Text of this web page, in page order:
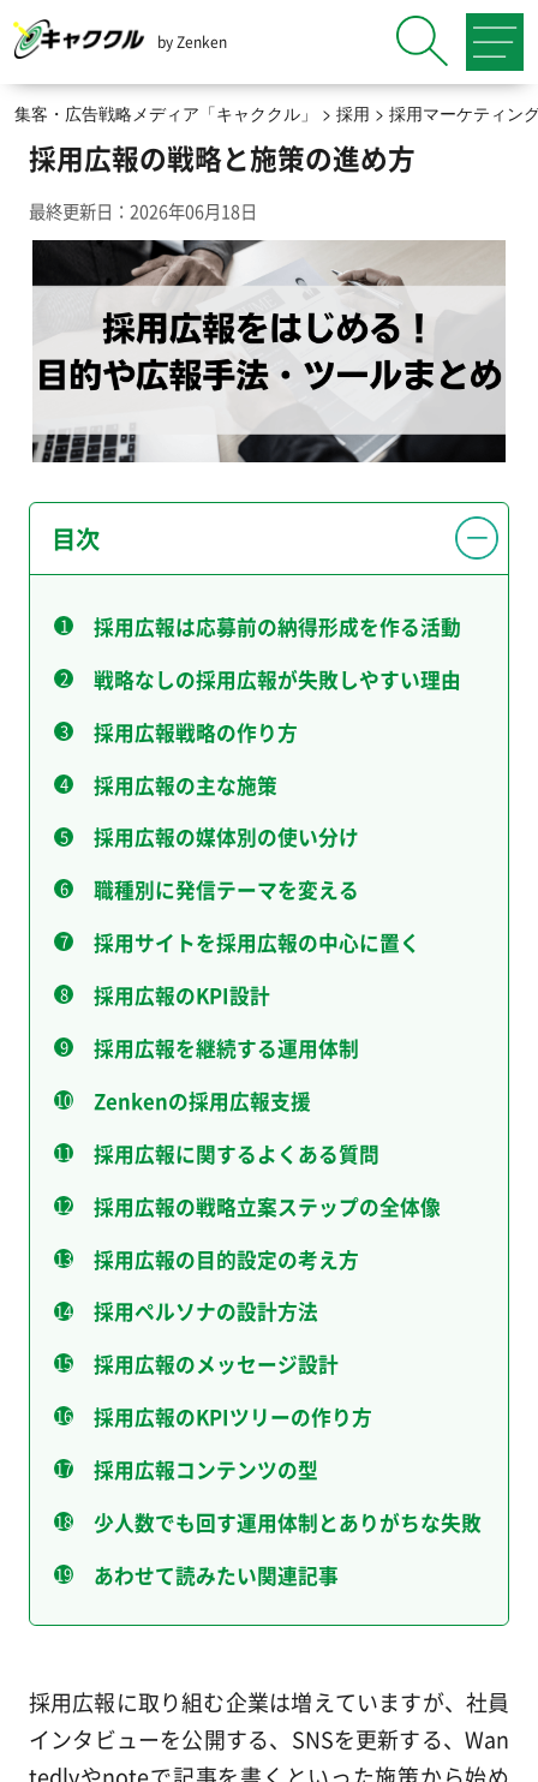
by Zenken
集客・広告戦略メディア「キャククル」 > 採用 > 採用マーケティン
採用広報の戦略と施策の進め方
最終更新日：2026年06月18日
目次
採用広報は応募前の納得形成を作る活動
戦略なしの採用広報が失敗しやすい理由
採用広報戦略の作り方
採用広報の主な施策
採用広報の媒体別の使い分け
職種別に発信テーマを変える
採用サイトを採用広報の中心に置く
採用広報のKPI設計
採用広報を継続する運用体制
Zenkenの採用広報支援
採用広報に関するよくある質問
採用広報の戦略立案ステップの全体像
採用広報の目的設定の考え方
採用ペルソナの設計方法
採用広報のメッセージ設計
採用広報のKPIツリーの作り方
採用広報コンテンツの型
少人数でも回す運用体制とありがちな失敗
あわせて読みたい関連記事
採用広報に取り組む企業は増えていますが、社員
インタビューを公開する、SNSを更新する、Wan